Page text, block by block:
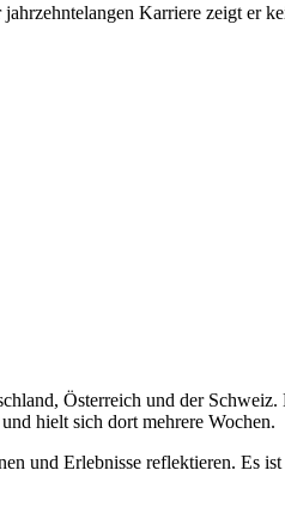
Karriere zeigt er
Österreich und der
hielt sich dort mehrere Wochen.
und Erlebnisse reflektieren. Es